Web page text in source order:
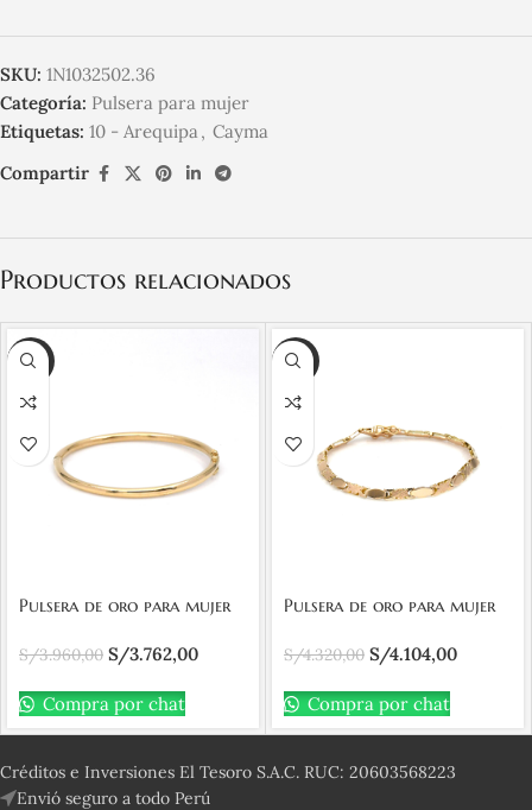
SKU: 1N1032502.36
Categoría: Pulsera para mujer
Etiquetas: 10 - Arequipa , Cayma
Compartir
Productos relacionados
-5%
Pulsera de oro para mujer
cajón doble
S/3.960,00 S/3.762,00
Compra por chat
-5%
Pulsera de oro para mujer
arenadas seguro cajon
S/4.320,00 S/4.104,00
Compra por chat
Créditos e Inversiones El Tesoro S.A.C. RUC: 20603568223
Envió seguro a todo Perú